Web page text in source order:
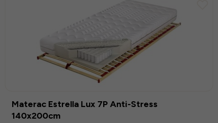
Materac Estrella Lux 7P Anti-Stress
140x200cm